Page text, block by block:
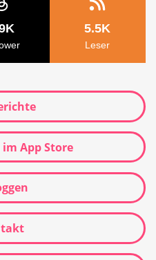
5.5K
Leser
App Store